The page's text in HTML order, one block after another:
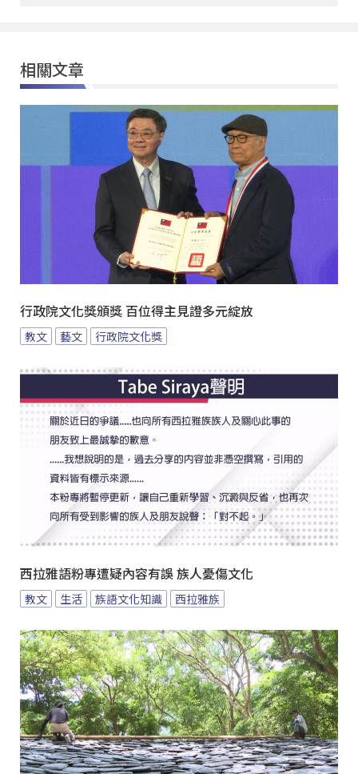
相關文章
行政院文化獎頒獎 百位得主見證多元綻放
教文 藝文 行政院文化獎
西拉雅語粉專遭疑內容有誤 族人憂傷文化
教文 生活 族語文化知識 西拉雅族